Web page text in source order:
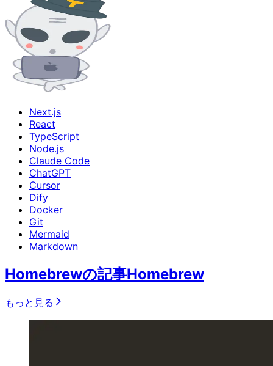
Next.js
React
TypeScript
Node.js
Claude Code
ChatGPT
Cursor
Dify
Docker
Git
Mermaid
Markdown
Homebrewの記事Homebrew
もっと見る